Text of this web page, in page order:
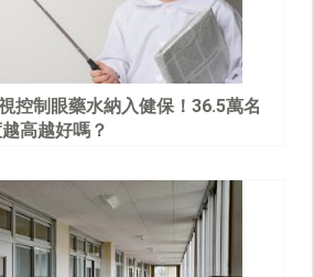
控制眼藥水納入健保！36.5萬名
高越好嗎？